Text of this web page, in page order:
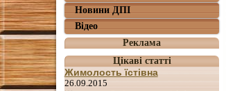
Новини ДПІ
Відео
Реклама
Цікаві статті
Жимолость їстівна
26.09.2015